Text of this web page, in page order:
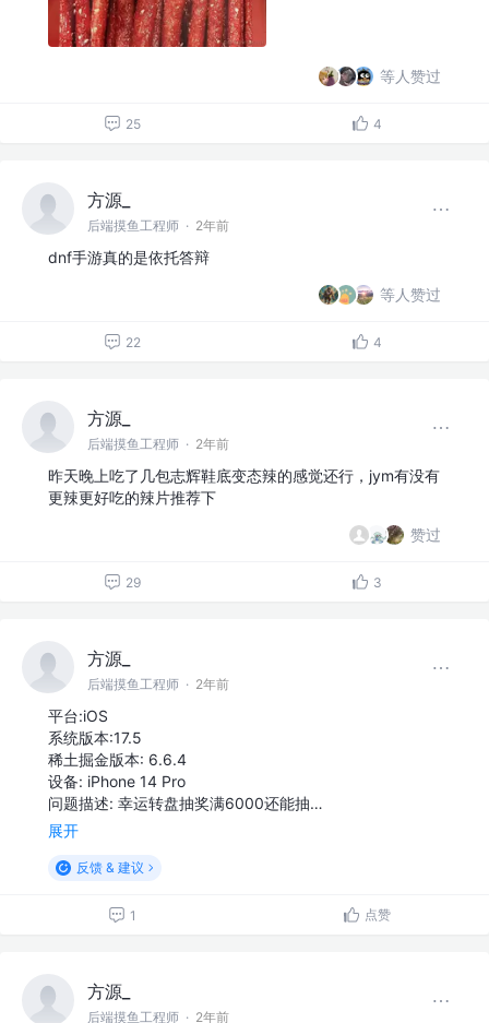
等人赞过
25 4
方源_
后端摸鱼工程师 · 2年前
dnf手游真的是依托答辩
等人赞过
22 4
方源_
后端摸鱼工程师 · 2年前
昨天晚上吃了几包志辉鞋底变态辣的感觉还行，jym有没有
更辣更好吃的辣片推荐下
赞过
29 3
方源_
后端摸鱼工程师 · 2年前
平台:iOS
系统版本:17.5
稀土掘金版本: 6.6.4
设备: iPhone 14 Pro
问题描述: 幸运转盘抽奖满6000还能抽…
展开
反馈 & 建议
1 点赞
方源_
后端摸鱼工程师 · 2年前